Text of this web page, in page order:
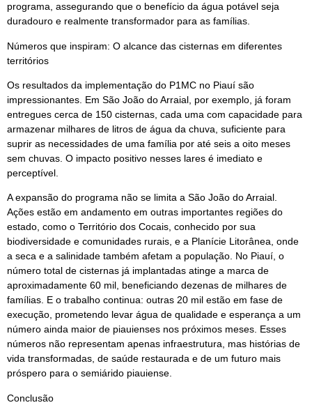
programa, assegurando que o benefício da água potável seja
duradouro e realmente transformador para as famílias.
Números que inspiram: O alcance das cisternas em diferentes
territórios
Os resultados da implementação do P1MC no Piauí são
impressionantes. Em São João do Arraial, por exemplo, já foram
entregues cerca de 150 cisternas, cada uma com capacidade para
armazenar milhares de litros de água da chuva, suficiente para
suprir as necessidades de uma família por até seis a oito meses
sem chuvas. O impacto positivo nesses lares é imediato e
perceptível.
A expansão do programa não se limita a São João do Arraial.
Ações estão em andamento em outras importantes regiões do
estado, como o Território dos Cocais, conhecido por sua
biodiversidade e comunidades rurais, e a Planície Litorânea, onde
a seca e a salinidade também afetam a população. No Piauí, o
número total de cisternas já implantadas atinge a marca de
aproximadamente 60 mil, beneficiando dezenas de milhares de
famílias. E o trabalho continua: outras 20 mil estão em fase de
execução, prometendo levar água de qualidade e esperança a um
número ainda maior de piauienses nos próximos meses. Esses
números não representam apenas infraestrutura, mas histórias de
vida transformadas, de saúde restaurada e de um futuro mais
próspero para o semiárido piauiense.
Conclusão